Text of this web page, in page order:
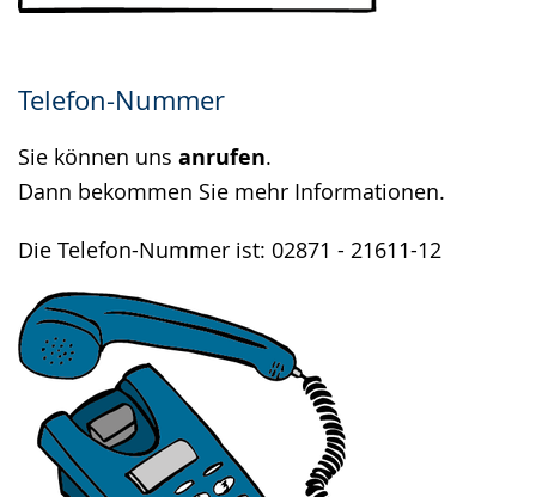
Telefon-Nummer
Sie können uns anrufen.
Dann bekommen Sie mehr Informationen.
Die Telefon-Nummer ist: 02871 - 21611-12